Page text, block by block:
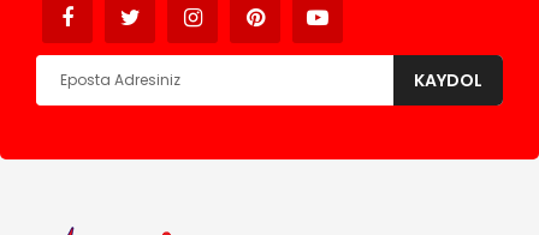
KAYDOL